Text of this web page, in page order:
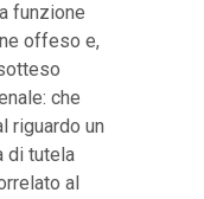
funzione
offeso e,
che
riguardo un
di tutela
al